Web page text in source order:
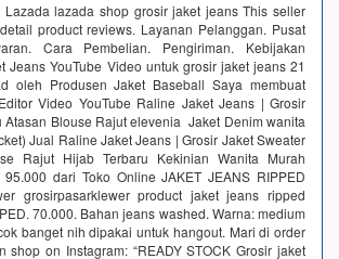
Lazada lazada shop grosir jaket jeans This seller
product reviews. Layanan Pelanggan. Pusat
Cara Pembelian. Pengiriman. Kebijakan
Jeans YouTube Video untuk grosir jaket jeans 21
oleh Produsen Jaket Baseball Saya membuat
Video YouTube Raline Jaket Jeans | Grosir
Atasan Blouse Rajut elevenia Jaket Denim wanita
Jual Raline Jaket Jeans | Grosir Jaket Sweater
Rajut Hijab Terbaru Kekinian Wanita Murah
dari Toko Online JAKET JEANS RIPPED
grosirpasarklewer product jaket jeans ripped
70.000. Bahan jeans washed. Warna: medium
banget nih dipakai untuk hangout. Mari di order
shop on Instagram: “READY STOCK Grosir jaket